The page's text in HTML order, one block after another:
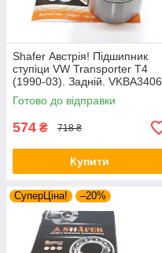
Shafer Австрія! Підшипник
ступіци VW Transporter T4
(1990-03). Задній. VKBA3406
, R140.97 , 713610340
Готово до відправки
574 ₴ 718 ₴
Купити
СуперЦіна! –20%